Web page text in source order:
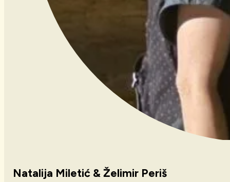
Natalija Miletić & Želimir Periš